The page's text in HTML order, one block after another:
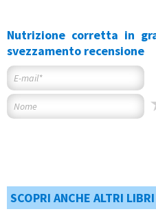
Nutrizione corretta in
svezzamento recensione
SCOPRI ANCHE ALTRI